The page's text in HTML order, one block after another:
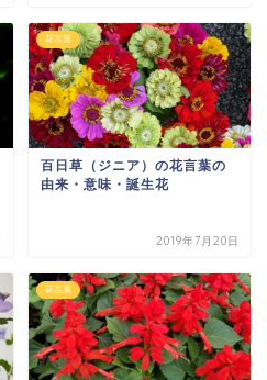
花言葉
百日草（ジニア）の花言葉の
由来・意味・誕生花
2019年7月20日
花言葉